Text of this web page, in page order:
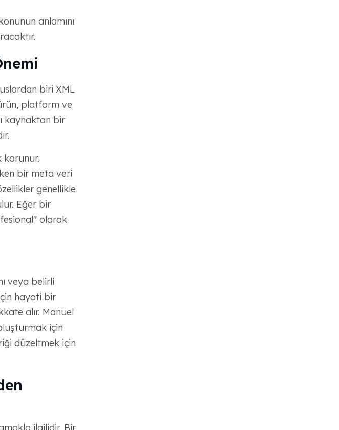
anlamını
biri XML
platform ve
kaynaktan bir
korunur.
bir meta veri
genellikle
Eğer bir
olarak
veya belirli
hayati bir
alır. Manuel
için
düzeltmek için